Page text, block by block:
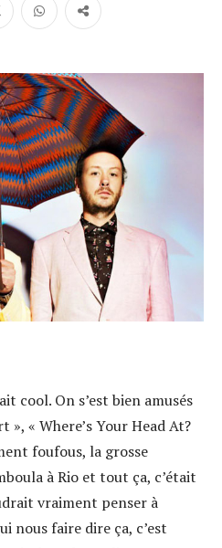
cool. On s’est bien amusés
», « Where’s Your Head At?
foufous, la grosse
à Rio et tout ça, c’était
vraiment penser à
nous faire dire ça, c’est